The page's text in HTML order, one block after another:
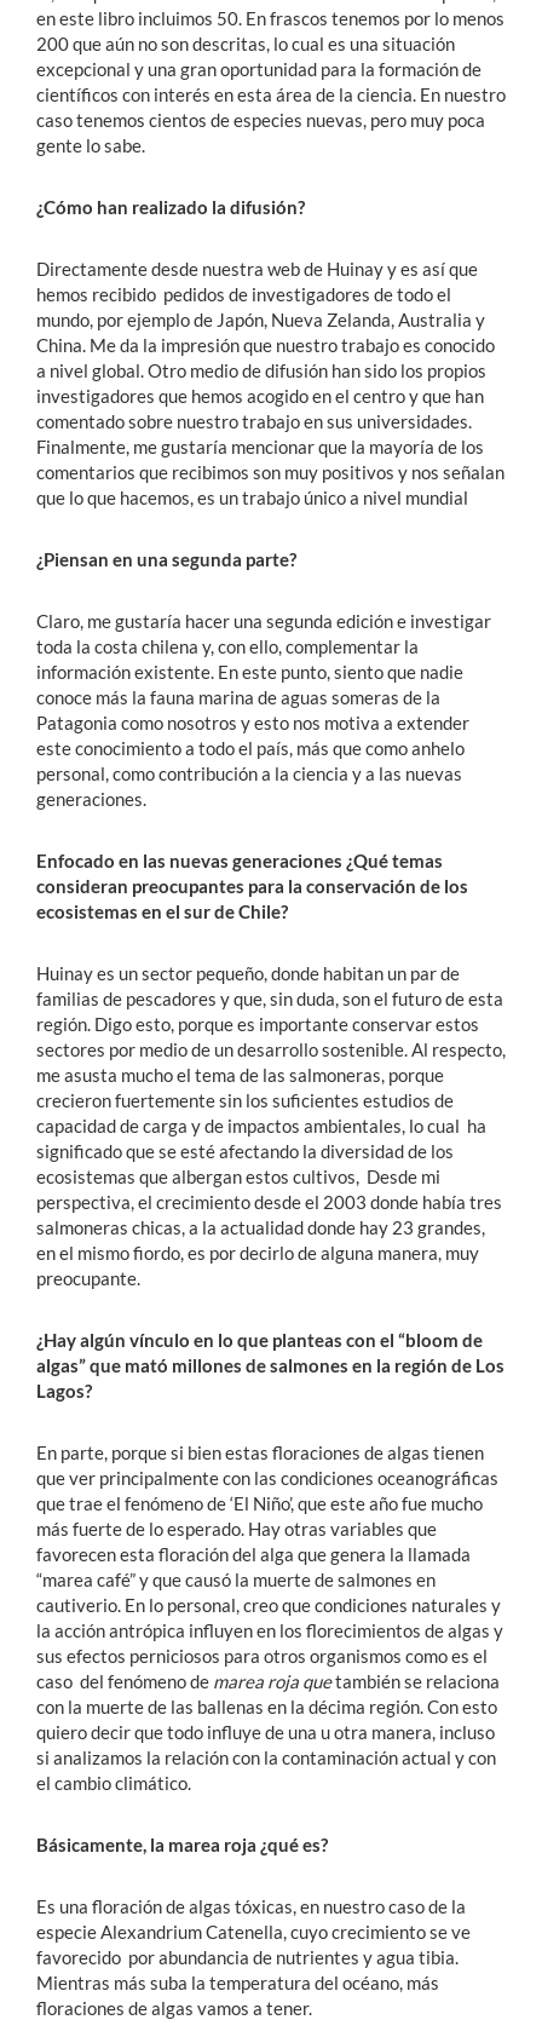
en este libro incluimos 50. En frascos tenemos por lo menos
200 que aún no son descritas, lo cual es una situación
excepcional y una gran oportunidad para la formación de
científicos con interés en esta área de la ciencia. En nuestro
caso tenemos cientos de especies nuevas, pero muy poca
gente lo sabe.
¿Cómo han realizado la difusión?
Directamente desde nuestra web de Huinay y es así que
hemos recibido pedidos de investigadores de todo el
mundo, por ejemplo de Japón, Nueva Zelanda, Australia y
China. Me da la impresión que nuestro trabajo es conocido
a nivel global. Otro medio de difusión han sido los propios
investigadores que hemos acogido en el centro y que han
comentado sobre nuestro trabajo en sus universidades.
Finalmente, me gustaría mencionar que la mayoría de los
comentarios que recibimos son muy positivos y nos señalan
que lo que hacemos, es un trabajo único a nivel mundial
¿Piensan en una segunda parte?
Claro, me gustaría hacer una segunda edición e investigar
toda la costa chilena y, con ello, complementar la
información existente. En este punto, siento que nadie
conoce más la fauna marina de aguas someras de la
Patagonia como nosotros y esto nos motiva a extender
este conocimiento a todo el país, más que como anhelo
personal, como contribución a la ciencia y a las nuevas
generaciones.
Enfocado en las nuevas generaciones ¿Qué temas
consideran preocupantes para la conservación de los
ecosistemas en el sur de Chile?
Huinay es un sector pequeño, donde habitan un par de
familias de pescadores y que, sin duda, son el futuro de esta
región. Digo esto, porque es importante conservar estos
sectores por medio de un desarrollo sostenible. Al respecto,
me asusta mucho el tema de las salmoneras, porque
crecieron fuertemente sin los suficientes estudios de
capacidad de carga y de impactos ambientales, lo cual ha
significado que se esté afectando la diversidad de los
ecosistemas que albergan estos cultivos, Desde mi
perspectiva, el crecimiento desde el 2003 donde había tres
salmoneras chicas, a la actualidad donde hay 23 grandes,
en el mismo fiordo, es por decirlo de alguna manera, muy
preocupante.
¿Hay algún vínculo en lo que planteas con el “bloom de
algas” que mató millones de salmones en la región de Los
Lagos?
En parte, porque si bien estas floraciones de algas tienen
que ver principalmente con las condiciones oceanográficas
que trae el fenómeno de ‘El Niño’, que este año fue mucho
más fuerte de lo esperado. Hay otras variables que
favorecen esta floración del alga que genera la llamada
“marea café” y que causó la muerte de salmones en
cautiverio. En lo personal, creo que condiciones naturales y
la acción antrópica influyen en los florecimientos de algas y
sus efectos perniciosos para otros organismos como es el
caso del fenómeno de marea roja quetambién se relaciona
con la muerte de las ballenas en la décima región. Con esto
quiero decir que todo influye de una u otra manera, incluso
si analizamos la relación con la contaminación actual y con
el cambio climático.
Básicamente, la marea roja ¿qué es?
Es una floración de algas tóxicas, en nuestro caso de la
especie Alexandrium Catenella, cuyo crecimiento se ve
favorecido por abundancia de nutrientes y agua tibia.
Mientras más suba la temperatura del océano, más
floraciones de algas vamos a tener.